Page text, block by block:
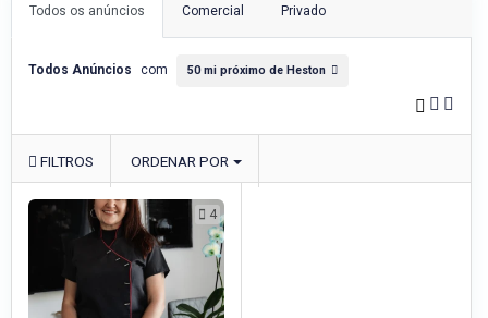
Todos os anúncios Comercial Privado
Todos Anúncios com 50 mi próximo de Heston
FILTROS ORDENAR POR
4